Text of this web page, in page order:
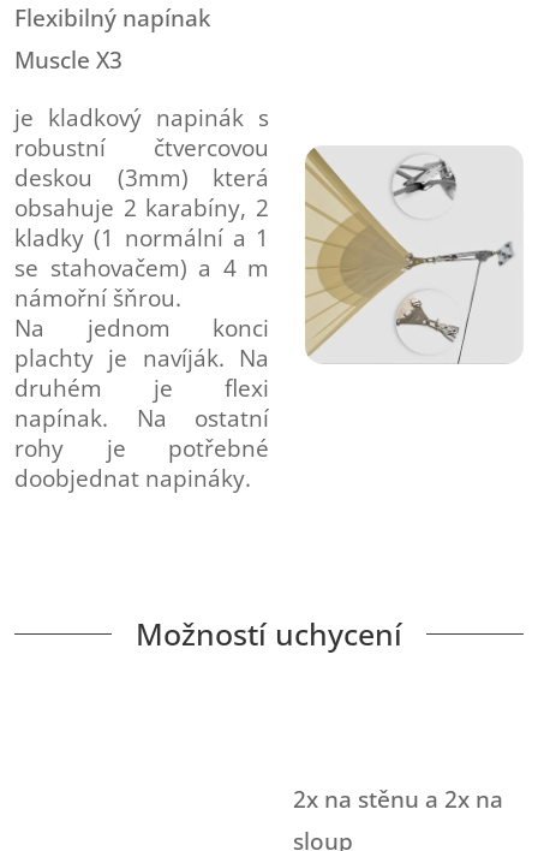
Flexibilný napínak
Muscle X3
je kladkový napinák s
robustní čtvercovou
deskou (3mm) která
obsahuje 2 karabíny, 2
kladky (1 normální a 1
se stahovačem) a 4 m
námořní šňrou.
Na jednom konci
plachty je navíják. Na
druhém je flexi
napínak. Na ostatní
rohy je potřebné
doobjednat napináky.
Možností uchycení
2x na stěnu a 2x na
sloup